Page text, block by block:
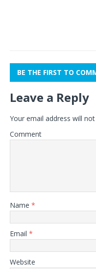
BE THE FIRST TO
Leave a Reply
Your email address will
Comment
Name *
Email *
Website